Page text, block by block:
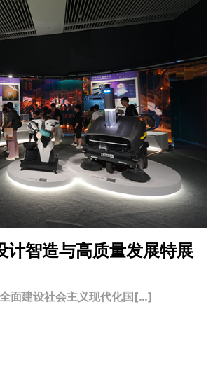
计智造与高质量发展特展
面建设社会主义现代化国[…]